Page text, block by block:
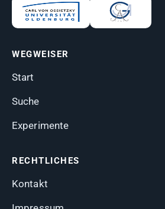
WEGWEISER
Start
Suche
Experimente
RECHTLICHES
Kontakt